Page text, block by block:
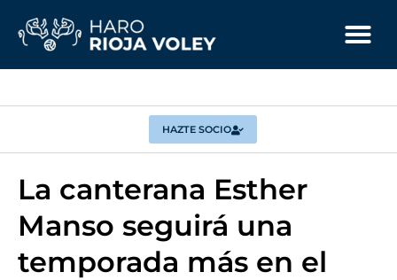
HAZTE SOCIO
La canterana Esther
Manso seguirá una
temporada más en el